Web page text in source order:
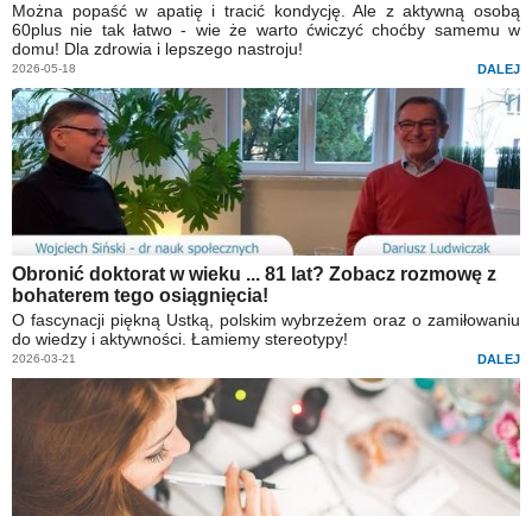
Można popaść w apatię i tracić kondycję. Ale z aktywną osobą
60plus nie tak łatwo - wie że warto ćwiczyć choćby samemu w
domu! Dla zdrowia i lepszego nastroju!
2026-05-18 DALEJ
Obronić doktorat w wieku ... 81 lat? Zobacz rozmowę z
bohaterem tego osiągnięcia!
O fascynacji piękną Ustką, polskim wybrzeżem oraz o zamiłowaniu
do wiedzy i aktywności. Łamiemy stereotypy!
2026-03-21 DALEJ